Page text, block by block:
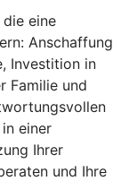
eine
Anschaffung
Investition in
Familie und
einer
Ihrer
und Ihre